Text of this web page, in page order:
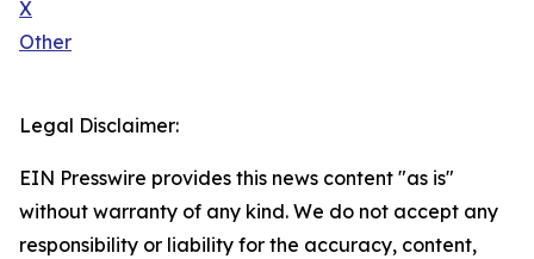
X
Other
Legal Disclaimer:
EIN Presswire provides this news content "as is"
without warranty of any kind. We do not accept any
responsibility or liability for the accuracy, content,